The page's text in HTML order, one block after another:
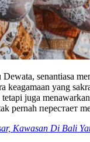
senantiasa
keagamaan yang
juga
pernah перестает
Kawasan Di Bali